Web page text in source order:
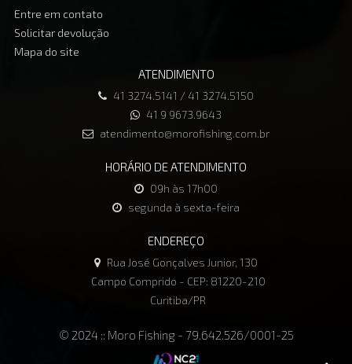
Entre em contato
Solicitar devolução
Mapa do site
ATENDIMENTO
41 3274.5141 / 41 3274.5150
41 9 9673.9643
atendimento@morofishing.com.br
HORÁRIO DE ATENDIMENTO
09h às 17h00
segunda à sexta-feira
ENDEREÇO
Rua José Gonçalves Junior, 130
Campo Comprido - CEP: 81220-210
Curitiba/PR
© 2024 :: Moro Fishing - 79.642.526/0001-25